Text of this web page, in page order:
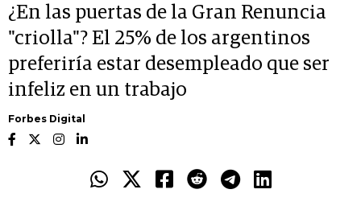
¿En las puertas de la Gran Renuncia
"criolla"? El 25% de los argentinos
preferiría estar desempleado que ser
infeliz en un trabajo
Forbes Digital